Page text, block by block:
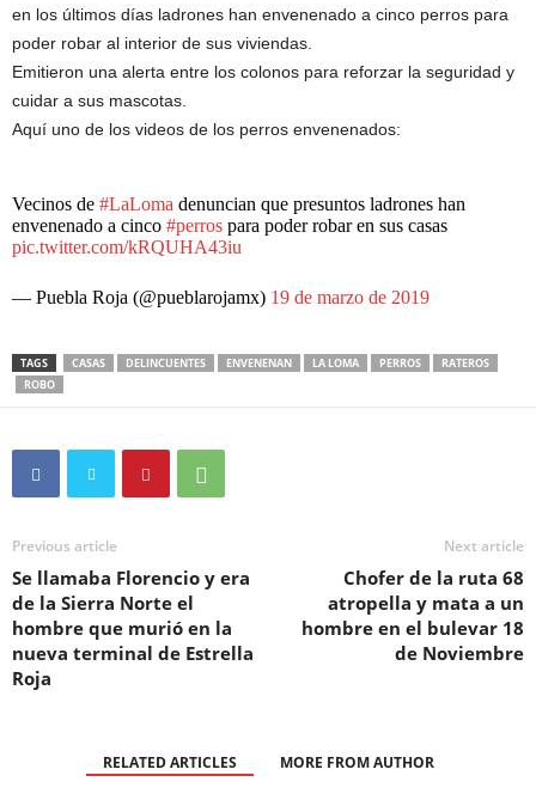
en los últimos días ladrones han envenenado a cinco perros para
poder robar al interior de sus viviendas.
Emitieron una alerta entre los colonos para reforzar la seguridad y
cuidar a sus mascotas.
Aquí uno de los videos de los perros envenenados:
Vecinos de #LaLoma denuncian que presuntos ladrones han
envenenado a cinco #perros para poder robar en sus casas
pic.twitter.com/kRQUHA43iu
— Puebla Roja (@pueblarojamx) 19 de marzo de 2019
TAGS CASAS DELINCUENTES ENVENENAN LA LOMA PERROS
RATEROS
ROBO
Previous article
Se llamaba Florencio y era
de la Sierra Norte el
hombre que murió en la
nueva terminal de Estrella
Roja
Next article
Chofer de la ruta 68
atropella y mata a un
hombre en el bulevar 18
de Noviembre
RELATED ARTICLES MORE FROM AUTHOR